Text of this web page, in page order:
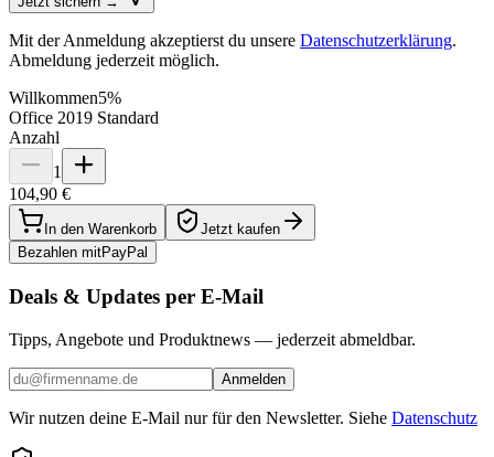
Mit der Anmeldung akzeptierst du unsere Datenschutzerklärung.
Abmeldung jederzeit möglich.
Willkommen5%
Office 2019 Standard
Anzahl
1
104,90 €
In den Warenkorb
Jetzt kaufen
Bezahlen mitPayPal
Deals & Updates per E-Mail
Tipps, Angebote und Produktnews — jederzeit abmeldbar.
Anmelden
Wir nutzen deine E-Mail nur für den Newsletter. Siehe Datenschutz